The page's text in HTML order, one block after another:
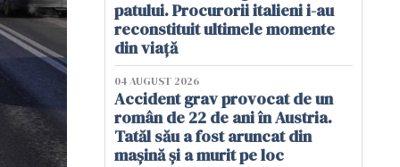
patului. Procurorii italieni i-au
reconstituit ultimele momente
din viață
04 AUGUST 2026
Accident grav provocat de un
român de 22 de ani în Austria.
Tatăl său a fost aruncat din
mașină și a murit pe loc